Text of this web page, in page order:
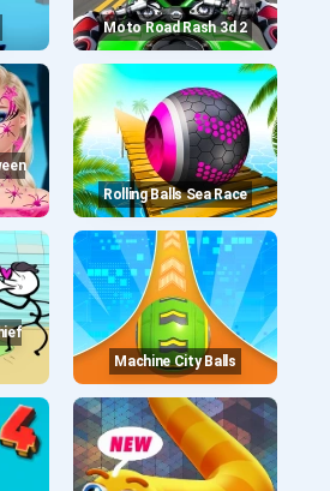
Moto Road Rash 3d 2
Rolling Balls Sea Race
Machine City Balls